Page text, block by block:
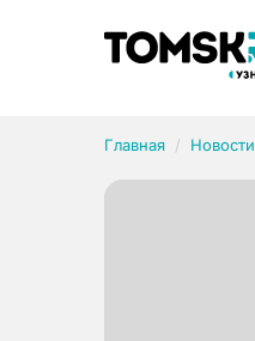
Главная Новости
Рубрики